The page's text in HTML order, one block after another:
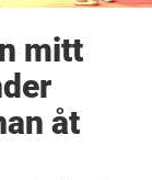
mitt
åt